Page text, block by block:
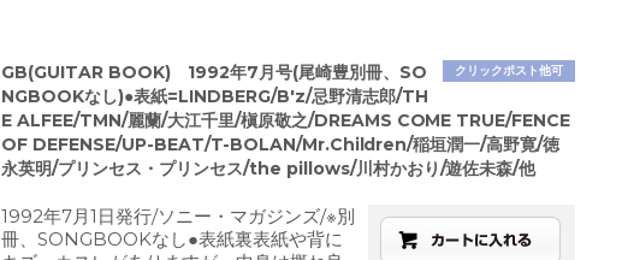
クリックポスト他可
GB(GUITAR BOOK) 1992年7月号(尾崎豊別冊、SO
NGBOOKなし)●表紙=LINDBERG/B'z/忌野清志郎/TH
E ALFEE/TMN/麗蘭/大江千里/槇原敬之/DREAMS COME TRUE/FENCE
OF DEFENSE/UP-BEAT/T-BOLAN/Mr.Children/稲垣潤一/高野寛/徳
永英明/プリンセス・プリンセス/the pillows/川村かおり/遊佐未森/他
1992年7月1日発行/ソニー・マガジンズ/※別
冊、SONGBOOKなし●表紙裏表紙や背に